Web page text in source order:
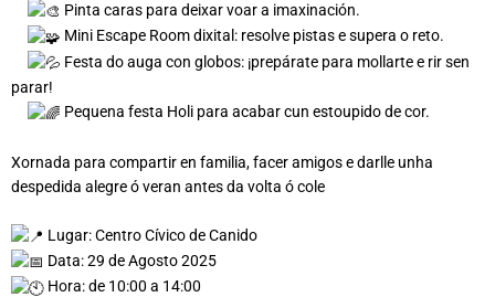
Pinta caras para deixar voar a imaxinación.
Mini Escape Room dixital: resolve pistas e supera o reto.
Festa do auga con globos: ¡prepárate para mollarte e rir sen
parar!
Pequena festa Holi para acabar cun estoupido de cor.
Xornada para compartir en familia, facer amigos e darlle unha
despedida alegre ó veran antes da volta ó cole
Lugar: Centro Cívico de Canido
Data: 29 de Agosto 2025
Hora: de 10:00 a 14:00